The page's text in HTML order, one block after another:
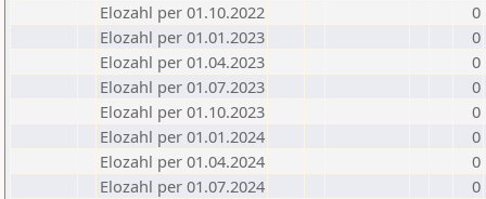
Elozahl per 01.10.2022
0
Elozahl per 01.01.2023
0
Elozahl per 01.04.2023
0
Elozahl per 01.07.2023
0
Elozahl per 01.10.2023
0
Elozahl per 01.01.2024
0
Elozahl per 01.04.2024
0
Elozahl per 01.07.2024
0